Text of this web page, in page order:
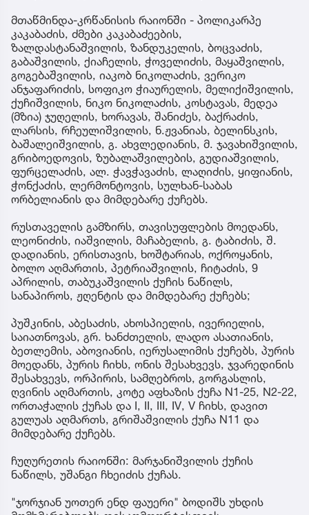
მთაწმინდა-კრწანისის რაიონში - პოლიკარპე
კაკაბაძის, ძმები კაკაბაძეების,
ზალდასტანაშვილის, ზანდუკელის, ბოცვაძის,
გაბაშვილის, ქიაჩელის, ჭოველიძის, მაყაშვილის,
გოგებაშვილის, იაკობ ნიკოლაძის, ვერიკო
ანჯაფარიძის, სოფიკო ჭიაურელის, მელიქიშვილის,
ქუჩიშვილის, ნიკო ნიკოლაძის, კოსტავას, მედეა
(მზია) ჯუღელის, ხორავას, შანიძეს, ბაქრაძის,
ლარსის, რჩეულიშვილის, ნ.ჟვანიას, ბელინსკის,
ბაშალეიშვილის, გ. ახვლედიანის, მ. ჯავახიშვილის,
გრიბოედოვის, ზუბალაშვილების, გუდიაშვილის,
ფურცელაძის, ალ. ჭავჭავაძის, ლაღიძის, ყიფიანის,
ჭონქაძის, ლერმონტოვის, სულხან-საბას
ორბელიანის და მიმდებარე ქუჩებს.
რუსთაველის გამზირს, თავისუფლების მოედანს,
ლეონიძის, იაშვილის, მაჩაბელის, გ. ტაბიძის, შ.
დადიანის, ერისთავის, ხოშტარიას, ოქროყანის,
ბოლო აღმართის, პეტრიაშვილის, ჩიტაძის, 9
აპრილის, თაბუკაშვილის ქუჩის ნაწილს,
სანაპიროს, ჟღენტის და მიმდებარე ქუჩებს;
პუშკინის, აბესაძის, ახოსპიელის, ივერიელის,
საიათნოვას, გრ. ხანძთელის, ლადო ასათიანის,
ბეთლემის, აბოვიანის, იერუსალიმის ქუჩებს, პურის
მოედანს, პურის ჩიხს, ონის შესახვევს, ჯვარედინის
შესახვევს, ორპირის, სამღებროს, გორგასლის,
ღვინის აღმართის, კოტე აფხაზის ქუჩა N1-25, N2-22,
ორთაჭალის ქუჩას და I, II, III, IV, V ჩიხს, დავით
გულუას აღმართს, გრიშაშვილის ქუჩა N11 და
მიმდებარე ქუჩებს.
ჩუღურეთის რაიონში: მარჯანიშვილის ქუჩის
ნაწილს, უშანგი ჩხეიძის ქუჩას.
"ჯორჯიან უოთერ ენდ ფაუერი" ბოდიშს უხდის